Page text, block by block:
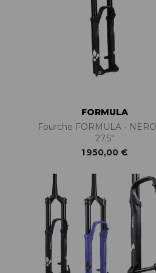
FORMULA
Fourche FORMULA -
27.5"
1 950,00 €